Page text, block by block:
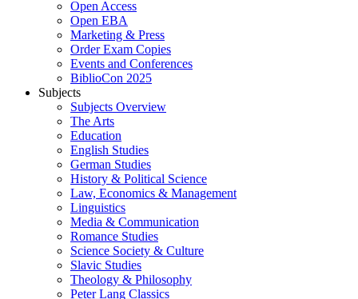
Open Access
Open EBA
Marketing & Press
Order Exam Copies
Events and Conferences
BiblioCon 2025
Subjects
Subjects Overview
The Arts
Education
English Studies
German Studies
History & Political Science
Law, Economics & Management
Linguistics
Media & Communication
Romance Studies
Science Society & Culture
Slavic Studies
Theology & Philosophy
Peter Lang Classics